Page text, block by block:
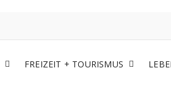
FREIZEIT + TOURISMUS